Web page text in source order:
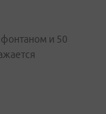
и 50